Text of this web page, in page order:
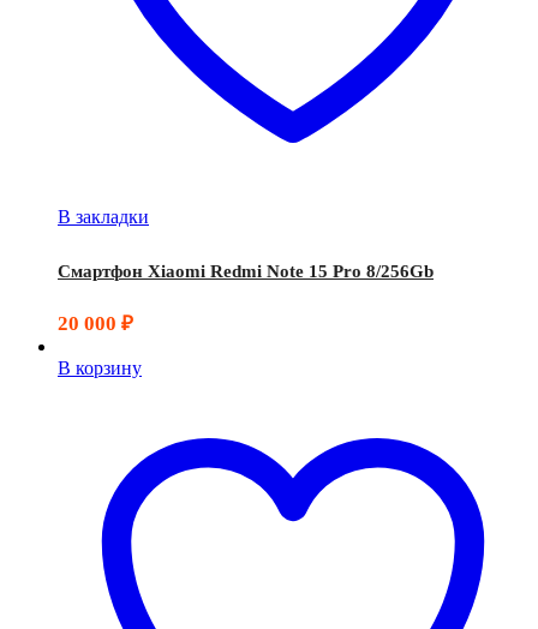
В закладки
Смартфон Xiaomi Redmi Note 15 Pro 8/256Gb
20 000 ₽
В корзину